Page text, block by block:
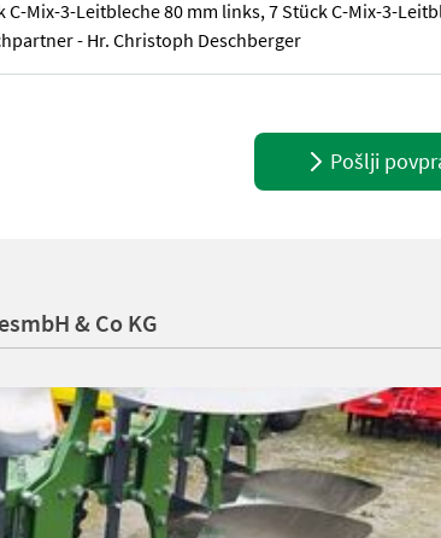
Mix-3-Leitbleche 80 mm links, 7 Stück C-Mix-3-
- Hr. Christoph Deschberger
3-balkig mit 13 C-Mix-Special-Zinken,
Pošlji
& Co KG